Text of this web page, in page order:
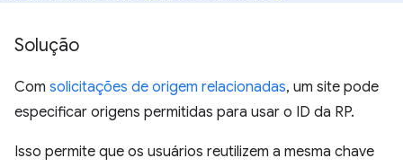
Solução
Com solicitações de origem relacionadas, um site pode
especificar origens permitidas para usar o ID da RP.
Isso permite que os usuários reutilizem a mesma chave